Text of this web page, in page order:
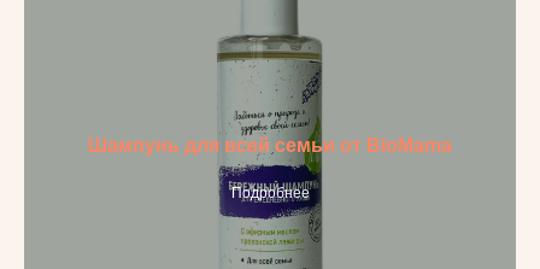
Шампунь для всей семьи от BioMama
Подробнее